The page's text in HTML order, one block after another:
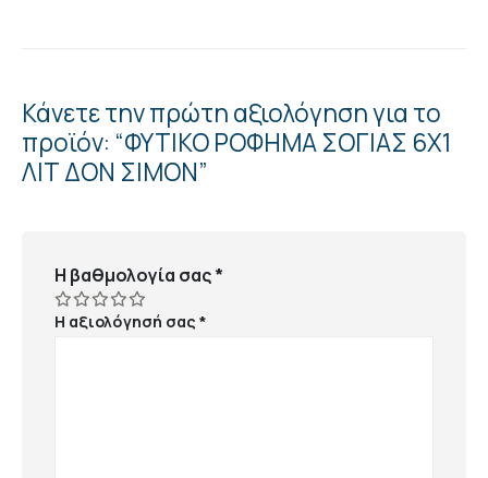
Κάνετε την πρώτη αξιολόγηση για το
προϊόν: “ΦΥΤΙΚΟ ΡΟΦΗΜΑ ΣΟΓΙΑΣ 6Χ1
ΛΙΤ ΔΟΝ ΣΙΜΟΝ”
Η βαθμολογία σας*
Η αξιολόγησή σας*